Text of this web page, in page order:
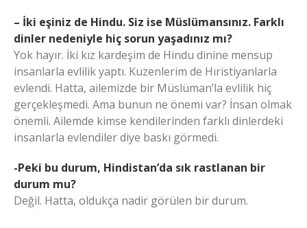
– İki eşiniz de Hindu. Siz ise Müslümansınız. Farklı
dinler nedeniyle hiç sorun yaşadınız mı?
Yok hayır. İki kız kardeşim de Hindu dinine mensup
insanlarla evlilik yaptı. Kuzenlerim de Hıristiyanlarla
evlendi. Hatta, ailemizde bir Müslüman’la evlilik hiç
gerçekleşmedi. Ama bunun ne önemi var? İnsan olmak
önemli. Ailemde kimse kendilerinden farklı dinlerdeki
insanlarla evlendiler diye baskı görmedi.
-Peki bu durum, Hindistan’da sık rastlanan bir
durum mu?
Değil. Hatta, oldukça nadir görülen bir durum.